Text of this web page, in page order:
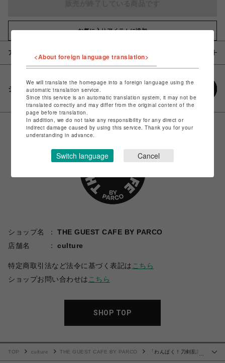
お気に入りアイテムに追加
アイテム説明 / 素材
シェアする
ショップ名
THE GUEST CAFE BY PARCO
店舗名
culture
特定商取引法など法令に基づく表記は こちら
ショップお問い合わせは こちら
SHOP TOP
TOP culture THE GUEST CAFE BY PARCO
「わんぱく！刀剣乱舞
<About foreign language translation>
We will translate the homepage into a foreign language using the
automatic translation service.
Since this service is an automatic translation system, it may not be
translated correctly and may differ from the original content of the
page before translation.
In addition, we do not take any responsibility for any direct or
indirect damage caused by using this service. Thank you for your
understanding in advance.
Switch language Cancel